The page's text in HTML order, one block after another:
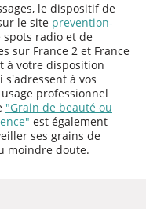
le dispositif de
le site prevention-
radio et de
sur France 2 et France
à votre disposition
s'adressent à vos
professionnel
"Grain de beauté ou
est également
ses grains de
moindre doute.